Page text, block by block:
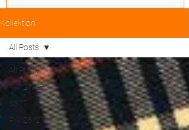
Kollektion
All Posts
FW 27/28
SS27
FW 26/27
All Posts